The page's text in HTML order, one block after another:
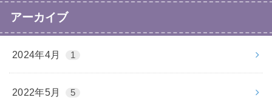
アーカイブ
2024年4月 1
2022年5月 5